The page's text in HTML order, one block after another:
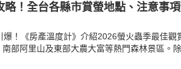
！全台各縣市賞螢地點、注意事
！《房產溫度計》介紹2026螢火蟲季最佳觀
部阿里山及東部大農大富等熱門森林景區。